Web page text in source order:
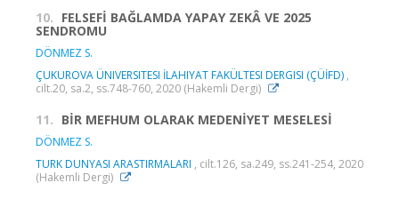
10. FELSEFİ BAĞLAMDA YAPAY ZEKÂ VE 2025
SENDROMU
DÖNMEZ S.
ÇUKUROVA ÜNIVERSITESI İLAHIYAT FAKÜLTESI DERGISI (ÇÜİFD) ,
cilt.20, sa.2, ss.748-760, 2020 (Hakemli Dergi)
11. BİR MEFHUM OLARAK MEDENİYET MESELESİ
DÖNMEZ S.
TURK DUNYASI ARASTIRMALARI , cilt.126, sa.249, ss.241-254, 2020
(Hakemli Dergi)